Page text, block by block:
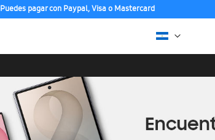
Puedes pagar con Paypal, Visa o Mastercard